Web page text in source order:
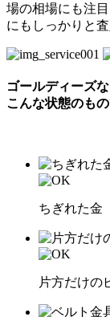
場の相場にも注
にもしっかりと
ゴールディーズ
こんな状態のも
ちぎれた金
片方だけの